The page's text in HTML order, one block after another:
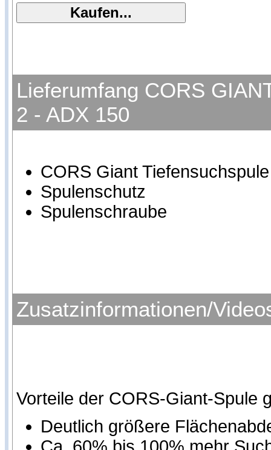
Lieferumfang CORS
2 - ADX 150
CORS Giant
Spulenschutz
Spulenschraube
Zusatzinformationen/
Vorteile der CORS-Giant-Spule
Deutlich größere